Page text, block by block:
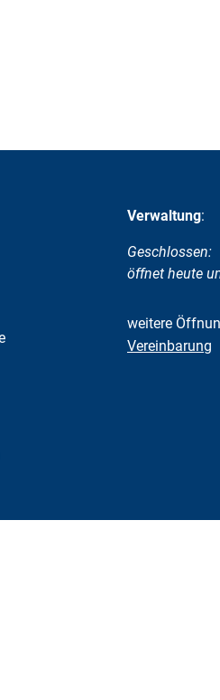
Verwaltung:
Klicken, um
Geschlossen:
öffnet heute
weitere
Vereinbarung